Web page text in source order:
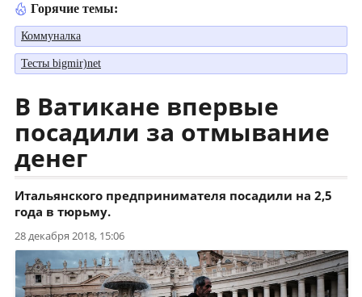
Горячие темы:
Коммуналка
Тесты bigmir)net
В Ватикане впервые
посадили за отмывание
денег
Итальянского предпринимателя посадили на 2,5
года в тюрьму.
28 декабря 2018, 15:06